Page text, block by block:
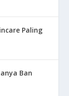
Paling
Ban